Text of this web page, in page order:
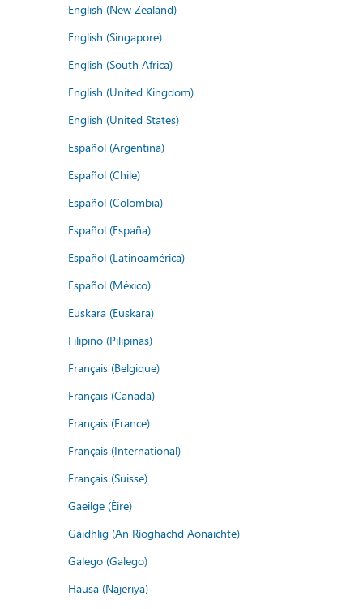
English (New Zealand)
English (Singapore)
English (South Africa)
English (United Kingdom)
English (United States)
Español (Argentina)
Español (Chile)
Español (Colombia)
Español (España)
Español (Latinoamérica)
Español (México)
Euskara (Euskara)
Filipino (Pilipinas)
Français (Belgique)
Français (Canada)
Français (France)
Français (International)
Français (Suisse)
Gaeilge (Éire)
Gàidhlig (An Rìoghachd Aonaichte)
Galego (Galego)
Hausa (Najeriya)